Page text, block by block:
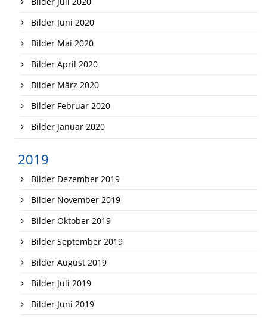
Bilder Juni 2020
Bilder Mai 2020
Bilder April 2020
Bilder März 2020
Bilder Februar 2020
Bilder Januar 2020
2019
Bilder Dezember 2019
Bilder November 2019
Bilder Oktober 2019
Bilder September 2019
Bilder August 2019
Bilder Juli 2019
Bilder Juni 2019